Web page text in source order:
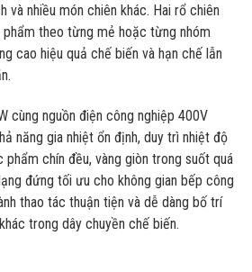
và nhiều món chiên khác. Hai rổ chiên
theo từng mẻ hoặc từng nhóm
cao hiệu quả chế biến và hạn chế lẫn
cùng nguồn điện công nghiệp 400V
năng gia nhiệt ổn định, duy trì nhiệt độ
phẩm chín đều, vàng giòn trong suốt quá
đứng tối ưu cho không gian bếp công
thao tác thuận tiện và dễ dàng bố trí
trong dây chuyền chế biến.